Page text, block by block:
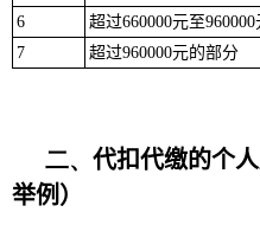
6
超过660000元至960000
7
超过960000元的部分
二、 代扣代缴的个
举例）